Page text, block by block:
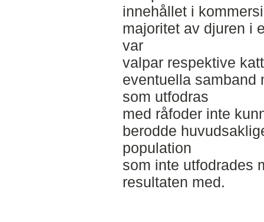
innehållet i
majoritet av djuren i
var
valpar respektive
eventuella samband
som utfodras
med råfoder inte
berodde
population
som inte utfodrades
resultaten med.